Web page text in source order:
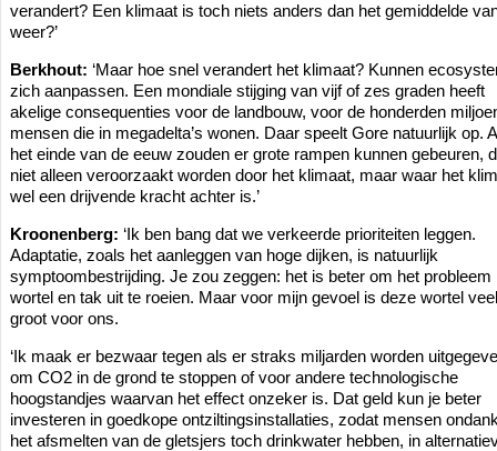
verandert? Een klimaat is toch niets anders dan het gemiddelde
weer?’
Berkhout: ‘Maar hoe snel verandert het klimaat? Kunnen
zich aanpassen. Een mondiale stijging van vijf of zes graden heeft
akelige consequenties voor de landbouw, voor de honderden
mensen die in megadelta’s wonen. Daar speelt Gore natuurlijk op.
het einde van de eeuw zouden er grote rampen kunnen gebeuren,
niet alleen veroorzaakt worden door het klimaat, maar waar het
wel een drijvende kracht achter is.’
Kroonenberg: ‘Ik ben bang dat we verkeerde prioriteiten leggen.
Adaptatie, zoals het aanleggen van hoge dijken, is natuurlijk
symptoombestrijding. Je zou zeggen: het is beter om het probleem
wortel en tak uit te roeien. Maar voor mijn gevoel is deze wortel
groot voor ons.
‘Ik maak er bezwaar tegen als er straks miljarden worden
om CO2 in de grond te stoppen of voor andere technologische
hoogstandjes waarvan het effect onzeker is. Dat geld kun je beter
investeren in goedkope ontziltingsinstallaties, zodat mensen
het afsmelten van de gletsjers toch drinkwater hebben, in